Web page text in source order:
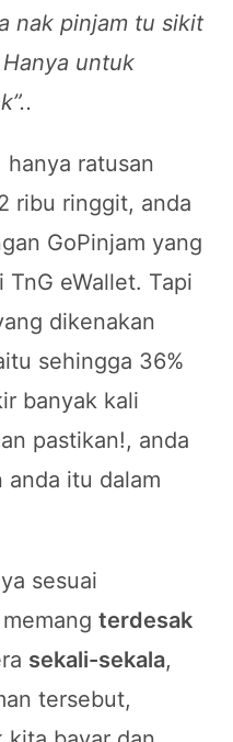
nak pinjam tu sikit
untuk
ratusan
ribu ringgit, anda
GoPinjam yang
eWallet. Tapi
dikenakan
sehingga 36%
banyak kali
pastikan!, anda
anda itu dalam
sesuai
memangterdesak
sekali-sekala,
tersebut,